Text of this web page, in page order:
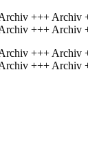
+++
+++ Archiv
+++
+++ Archiv